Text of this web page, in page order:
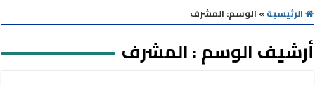
الرئيسية» الوسم: المشرف
أرشيف الوسم :المشرف